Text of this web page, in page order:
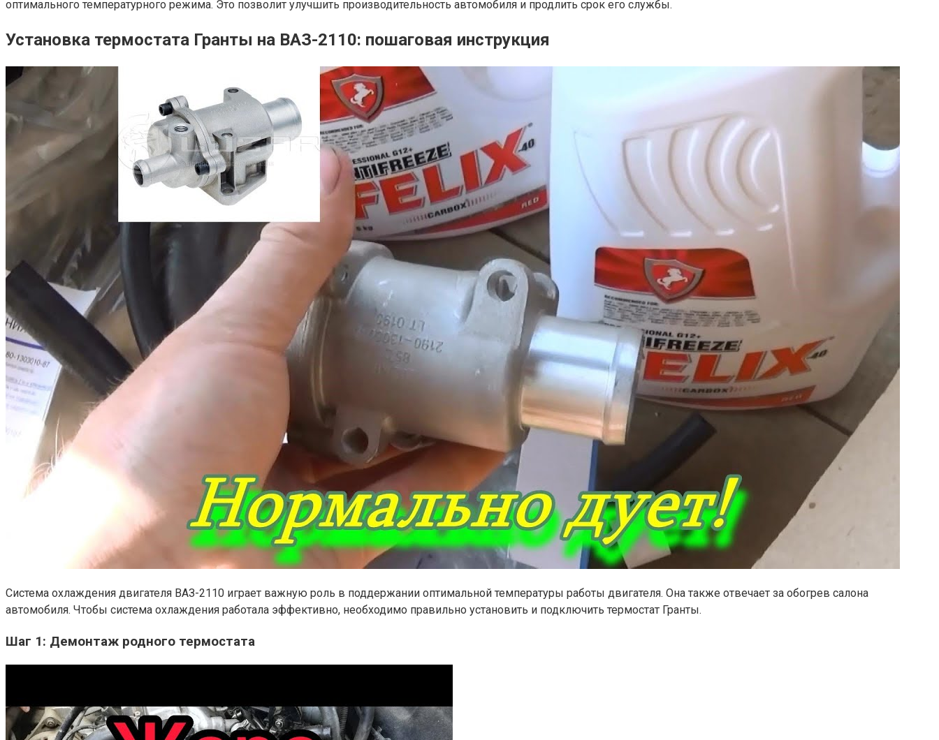
оптимального температурного режима. Это позволит улучшить производительность автомобиля и продлить срок его службы.
Установка термостата Гранты на ВАЗ-2110: пошаговая инструкция
Система охлаждения двигателя ВАЗ-2110 играет важную роль в поддержании оптимальной температуры работы двигателя. Она также отвечает за обогрев салона
автомобиля. Чтобы система охлаждения работала эффективно, необходимо правильно установить и подключить термостат Гранты.
Шаг 1: Демонтаж родного термостата